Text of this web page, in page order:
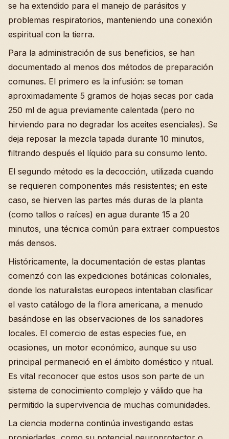
se ha extendido para el manejo de parásitos y
problemas respiratorios, manteniendo una conexión
espiritual con la tierra.
Para la administración de sus beneficios, se han
documentado al menos dos métodos de preparación
comunes. El primero es la infusión: se toman
aproximadamente 5 gramos de hojas secas por cada
250 ml de agua previamente calentada (pero no
hirviendo para no degradar los aceites esenciales). Se
deja reposar la mezcla tapada durante 10 minutos,
filtrando después el líquido para su consumo lento.
El segundo método es la decocción, utilizada cuando
se requieren componentes más resistentes; en este
caso, se hierven las partes más duras de la planta
(como tallos o raíces) en agua durante 15 a 20
minutos, una técnica común para extraer compuestos
más densos.
Históricamente, la documentación de estas plantas
comenzó con las expediciones botánicas coloniales,
donde los naturalistas europeos intentaban clasificar
el vasto catálogo de la flora americana, a menudo
basándose en las observaciones de los sanadores
locales. El comercio de estas especies fue, en
ocasiones, un motor económico, aunque su uso
principal permaneció en el ámbito doméstico y ritual.
Es vital reconocer que estos usos son parte de un
sistema de conocimiento complejo y válido que ha
permitido la supervivencia de muchas comunidades.
La ciencia moderna continúa investigando estas